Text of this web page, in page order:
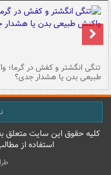
تنگی انگشتر و کفش در گرما؛
طبیعی بدن یا هشدار جدی؟
کليه حقوق اين سايت متعلق
استفاده از